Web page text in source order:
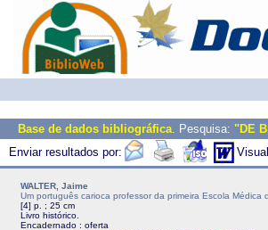
Base de dados bibliográfica. Pesquisa: "DE
Enviar resultados por:
WALTER, Jaime
Um português carioca professor da primeira Escola
[4] p. ; 25 cm
Livro histórico.
Encadernado : oferta